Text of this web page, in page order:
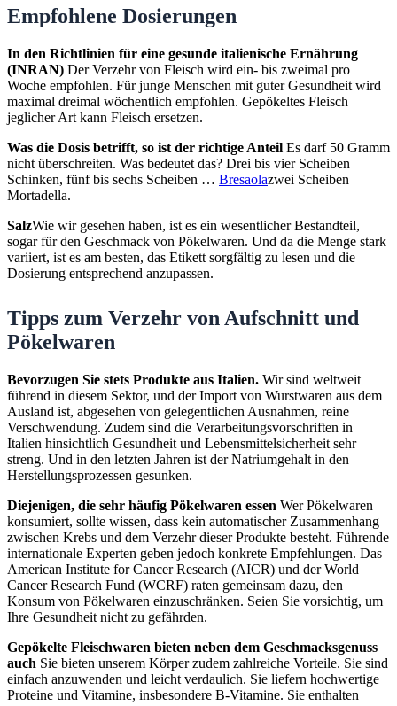
Empfohlene Dosierungen
In den Richtlinien für eine gesunde italienische Ernährung
(INRAN) Der Verzehr von Fleisch wird ein- bis zweimal pro
Woche empfohlen. Für junge Menschen mit guter Gesundheit wird
maximal dreimal wöchentlich empfohlen. Gepökeltes Fleisch
jeglicher Art kann Fleisch ersetzen.
Was die Dosis betrifft, so ist der richtige Anteil Es darf 50 Gramm
nicht überschreiten. Was bedeutet das? Drei bis vier Scheiben
Schinken, fünf bis sechs Scheiben … Bresaolazwei Scheiben
Mortadella.
SalzWie wir gesehen haben, ist es ein wesentlicher Bestandteil,
sogar für den Geschmack von Pökelwaren. Und da die Menge stark
variiert, ist es am besten, das Etikett sorgfältig zu lesen und die
Dosierung entsprechend anzupassen.
Tipps zum Verzehr von Aufschnitt und
Pökelwaren
Bevorzugen Sie stets Produkte aus Italien. Wir sind weltweit
führend in diesem Sektor, und der Import von Wurstwaren aus dem
Ausland ist, abgesehen von gelegentlichen Ausnahmen, reine
Verschwendung. Zudem sind die Verarbeitungsvorschriften in
Italien hinsichtlich Gesundheit und Lebensmittelsicherheit sehr
streng. Und in den letzten Jahren ist der Natriumgehalt in den
Herstellungsprozessen gesunken.
Diejenigen, die sehr häufig Pökelwaren essen Wer Pökelwaren
konsumiert, sollte wissen, dass kein automatischer Zusammenhang
zwischen Krebs und dem Verzehr dieser Produkte besteht. Führende
internationale Experten geben jedoch konkrete Empfehlungen. Das
American Institute for Cancer Research (AICR) und der World
Cancer Research Fund (WCRF) raten gemeinsam dazu, den
Konsum von Pökelwaren einzuschränken. Seien Sie vorsichtig, um
Ihre Gesundheit nicht zu gefährden.
Gepökelte Fleischwaren bieten neben dem Geschmacksgenuss
auch Sie bieten unserem Körper zudem zahlreiche Vorteile. Sie sind
einfach anzuwenden und leicht verdaulich. Sie liefern hochwertige
Proteine ​​und Vitamine, insbesondere B-Vitamine. Sie enthalten